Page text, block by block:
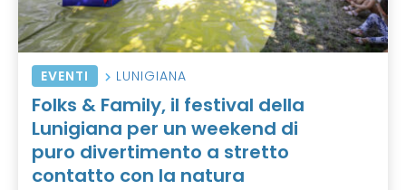
EVENTI LUNIGIANA
Folks & Family, il festival della
Lunigiana per un weekend di
puro divertimento a stretto
contatto con la natura